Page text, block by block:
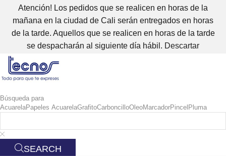
Atención! Los pedidos que se realicen en horas de la
mañana en la ciudad de Cali serán entregados en horas
de la tarde. Aquellos que se realicen en horas de la tarde
se despacharán al siguiente día hábil. Descartar
Búsqueda para
AcuarelaPapeles AcuarelaGrafitoCarboncilloOleoMarcadorPincel Pluma
SEARCH